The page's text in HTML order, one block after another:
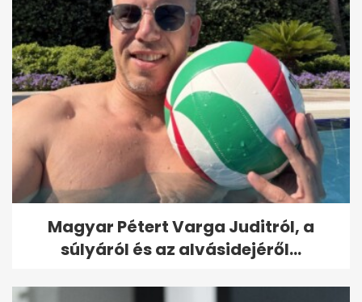
Magyar Pétert Varga Juditról, a
súlyáról és az alvásidejéről...